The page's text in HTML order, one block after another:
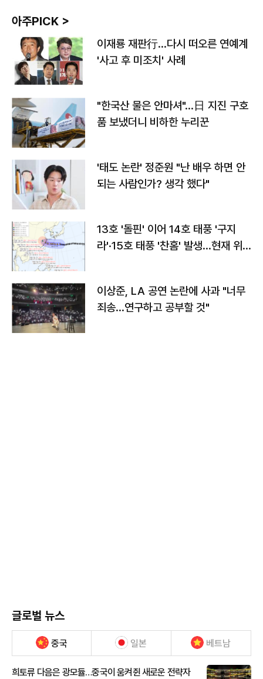
아주PICK >
이재룡 재판行…다시 떠오른 연예계
'사고 후 미조치' 사례
"한국산 물은 안마셔"…日 지진 구호
품 보냈더니 비하한 누리꾼
'태도 논란' 정준원 "난 배우 하면 안
되는 사람인가? 생각 했다"
13호 '돌핀' 이어 14호 태풍 '구지
라'·15호 태풍 '찬홈' 발생…현재 위
이상준, LA 공연 논란에 사과 "너무
죄송…연구하고 공부할 것"
글로벌 뉴스
중국 일본 베트남
희토류 다음은 광모듈…중국이 움켜쥔 새로운 전략자